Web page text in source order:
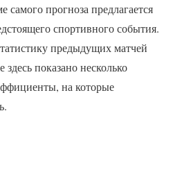
прогноза предлагается
спортивного события.
предыдущих матчей
показано несколько
на которые